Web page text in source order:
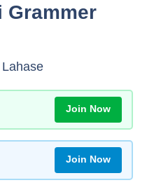
Grammer
Join Now
Join Now